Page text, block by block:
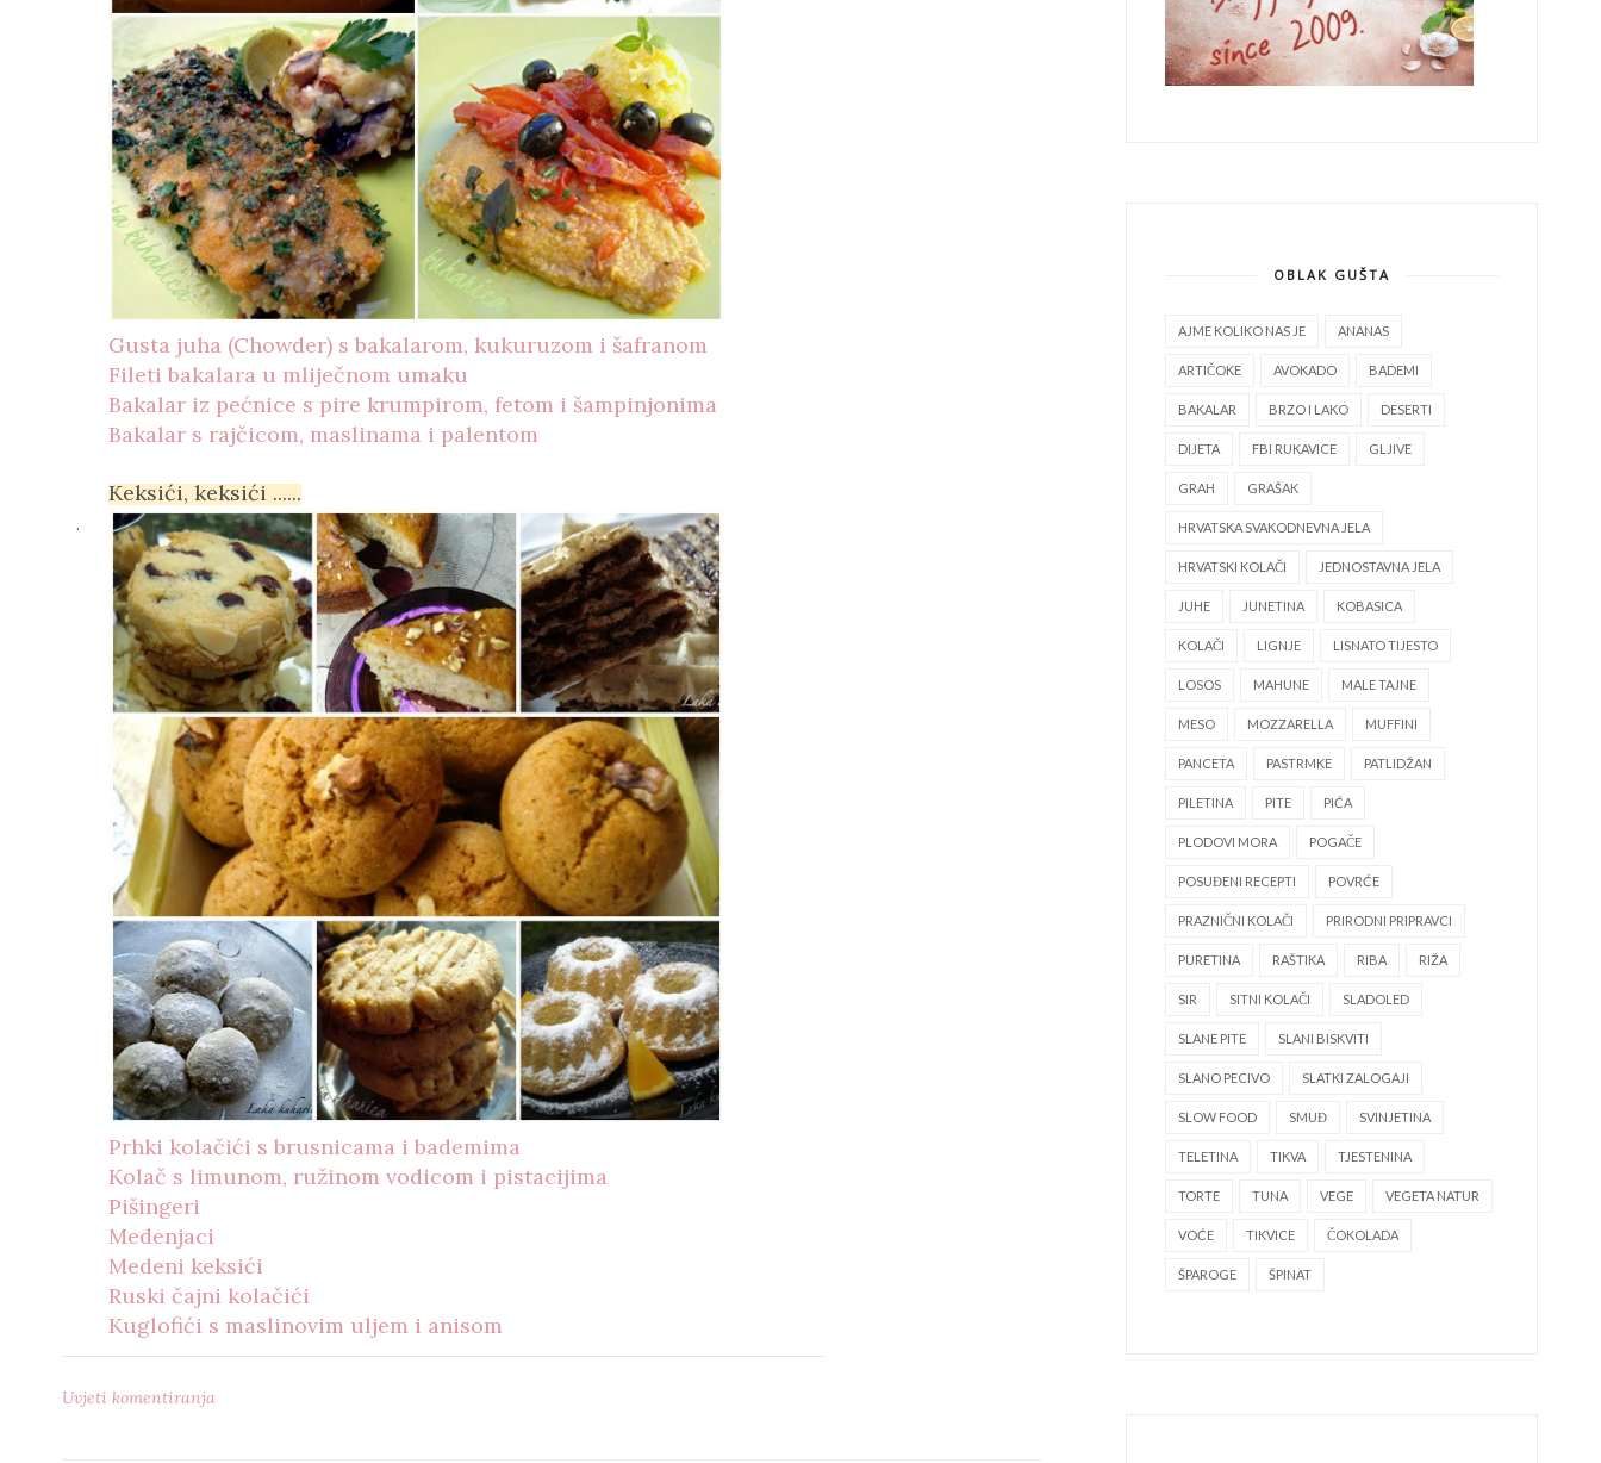
.
Gusta juha (Chowder) s bakalarom, kukuruzom i šafranom
Fileti bakalara u mliječnom umaku
Bakalar iz pećnice s pire krumpirom, fetom i šampinjonima
Bakalar s rajčicom, maslinama i palentom
Keksići, keksići ......
Prhki kolačići s brusnicama i bademima
Kolač s limunom, ružinom vodicom i pistacijima
Pišingeri
Medenjaci
Medeni keksići
Ruski čajni kolačići
Kuglofići s maslinovim uljem i anisom
Uvjeti komentiranja
OBLAK GUŠTA
AJME KOLIKO NAS JE ANANAS
ARTIČOKE AVOKADO BADEMI
BAKALAR BRZO I LAKO DESERTI
DIJETA FBI RUKAVICE GLJIVE
GRAH GRAŠAK
HRVATSKA SVAKODNEVNA JELA
HRVATSKI KOLAČI JEDNOSTAVNA JELA
JUHE JUNETINA KOBASICA
KOLAČI LIGNJE LISNATO TIJESTO
LOSOS MAHUNE MALE TAJNE
MESO MOZZARELLA MUFFINI
PANCETA PASTRMKE PATLIDŽAN
PILETINA PITE PIĆA
PLODOVI MORA POGAČE
POSUĐENI RECEPTI POVRĆE
PRAZNIČNI KOLAČI PRIRODNI PRIPRAVCI
PURETINA RAŠTIKA RIBA RIŽA
SIR SITNI KOLAČI SLADOLED
SLANE PITE SLANI BISKVITI
SLANO PECIVO SLATKI ZALOGAJI
SLOW FOOD SMUĐ SVINJETINA
TELETINA TIKVA TJESTENINA
TORTE TUNA VEGE VEGETA NATUR
VOĆE TIKVICE ČOKOLADA
ŠPAROGE ŠPINAT